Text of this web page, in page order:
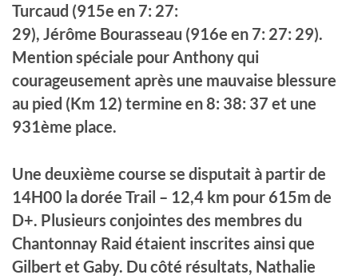
Turcaud (915e en 7: 27:
29), Jérôme Bourasseau (916e en 7: 27: 29).
Mention spéciale pour Anthony qui
courageusement après une mauvaise blessure
au pied (Km 12) termine en 8: 38: 37 et une
931ème place.
Une deuxième course se disputait à partir de
14H00 ladorée Trail – 12,4 km pour 615m de
D+. Plusieurs conjointes des membres du
Chantonnay Raid étaient inscrites ainsi que
Gilbert et Gaby. Du côté résultats, Nathalie